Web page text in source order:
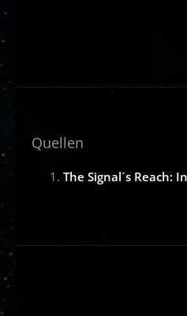
Quellen
The Signal´s Reach: